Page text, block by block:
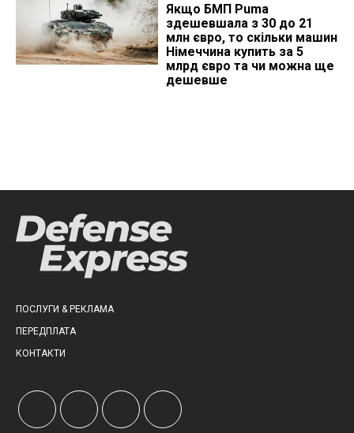
Якщо БМП Puma
здешевшала з 30 до 21
млн євро, то скільки машин
Німеччина купить за 5
млрд євро та чи можна ще
дешевше
ПОСЛУГИ & РЕКЛАМА
ПЕРЕДПЛАТА
КОНТАКТИ